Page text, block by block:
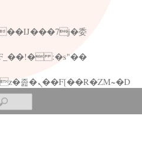
矁[��x�ZM~�n"��IB؃��!'����Тѕ��+��(m��IK�ʭ�/|��ϐܢ��F[��x�ZMz�G�� %嬩�/c��������[[��<�RI:�:c��MΎ��:z�졾�ܢ��F[��R�ZM~�D